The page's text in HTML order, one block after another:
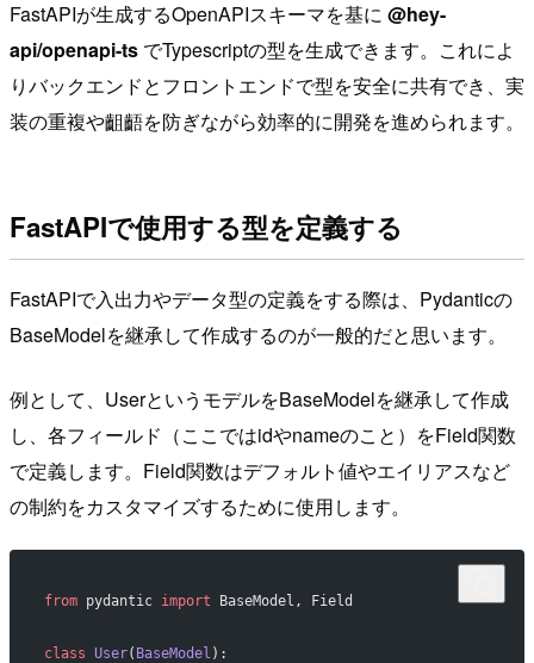
FastAPIが生成するOpenAPIスキーマを基に @hey-
api/openapi-ts でTypescriptの型を生成できます。これによ
りバックエンドとフロントエンドで型を安全に共有でき、実
装の重複や齟齬を防ぎながら効率的に開発を進められます。
FastAPIで使用する型を定義する
FastAPIで入出力やデータ型の定義をする際は、Pydanticの
BaseModelを継承して作成するのが一般的だと思います。
例として、UserというモデルをBaseModelを継承して作成
し、各フィールド（ここではidやnameのこと）をField関数
で定義します。Field関数はデフォルト値やエイリアスなど
の制約をカスタマイズするために使用します。
from pydantic import BaseModel, Field
class User( BaseModel ):